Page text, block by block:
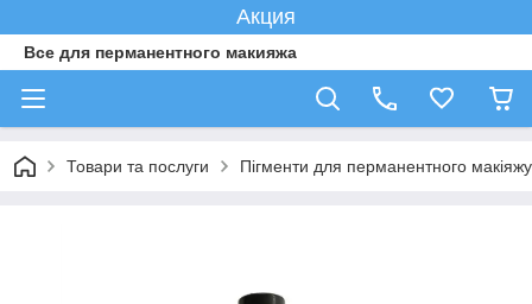
Акция
Все для перманентного макияжа
Товари та послуги Пігменти для перманентного макіяжу